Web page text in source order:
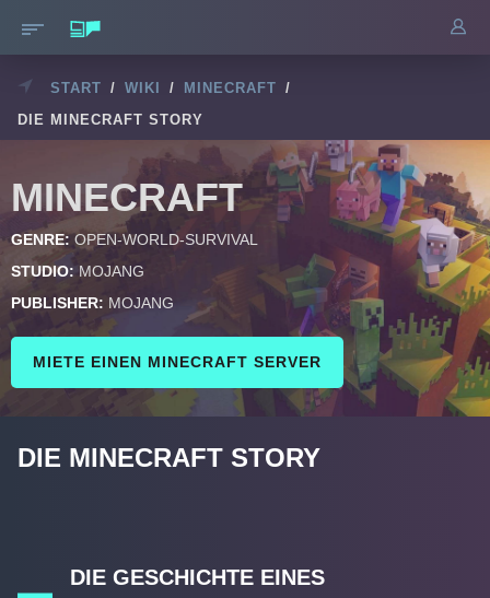
START / WIKI / MINECRAFT /
DIE MINECRAFT STORY
MINECRAFT
GENRE: OPEN-WORLD-SURVIVAL
STUDIO: MOJANG
PUBLISHER: MOJANG
MIETE EINEN MINECRAFT SERVER
DIE MINECRAFT STORY
DIE GESCHICHTE EINES